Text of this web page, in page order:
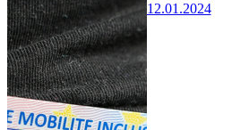
12.01.2024